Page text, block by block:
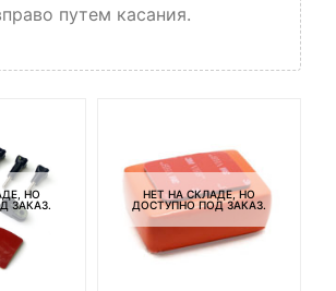
путем касания.
НО
ЗАКАЗ.
НЕТ НА СКЛАДЕ, НО
ДОСТУПНО ПОД ЗАКАЗ.